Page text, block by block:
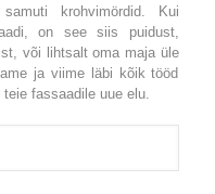
samuti krohvimördid. Kui
on see siis puidust,
või lihtsalt oma maja üle
ja viime läbi kõik tööd
fassaadile uue elu.